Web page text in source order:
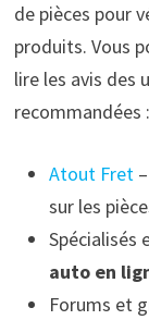
de pièces pour
produits. Vous
lire les avis des
recommandées :
Atout Fret–
sur les
Spécialisés
auto en
Forums et